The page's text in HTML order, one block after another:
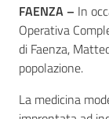
FAENZA – In
Operativa
di Faenza,
popolazione.
La medicina